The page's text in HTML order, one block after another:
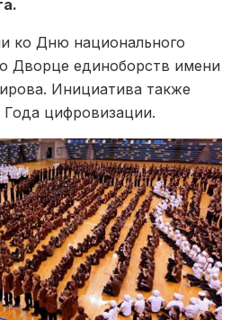
ко Дню национального
Дворце единоборств имени
Инициатива также
цифровизации.